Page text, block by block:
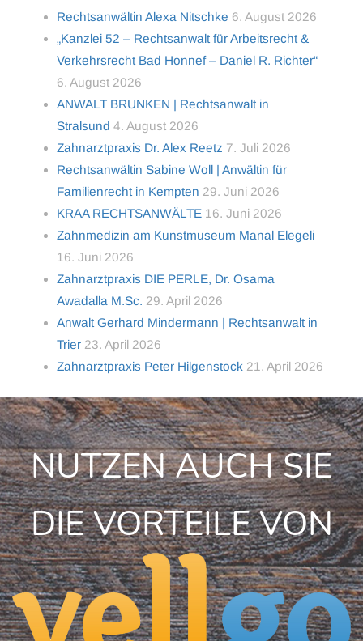
Rechtsanwältin Alexa Nitschke 6. August 2026
„Kanzlei 52 – Rechtsanwalt für Arbeitsrecht &
Verkehrsrecht Bad Honnef – Daniel R. Richter“
6. August 2026
ANWALT BRUNKEN | Rechtsanwalt in
Stralsund 4. August 2026
Zahnarztpraxis Dr. Alex Reetz 7. Juli 2026
Rechtsanwältin Sabine Woll | Anwältin für
Familienrecht in Kempten 29. Juni 2026
KRAA RECHTSANWÄLTE 16. Juni 2026
Zahnmedizin am Kunstmuseum Manal Elegeli
16. Juni 2026
Zahnarztpraxis DIE PERLE, Dr. Osama
Awadalla M.Sc. 29. April 2026
Anwalt Gerhard Mindermann | Rechtsanwalt in
Trier 23. April 2026
Zahnarztpraxis Peter Hilgenstock 21. April 2026
NUTZEN AUCH SIE
DIE VORTEILE VON